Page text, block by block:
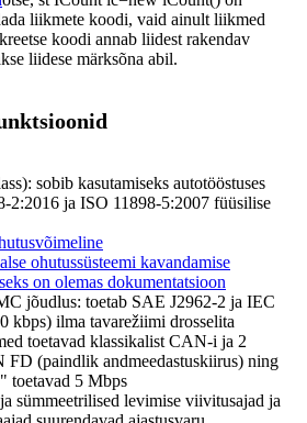
liikmete koodi, vaid ainult liikmed
koodi annab liidest rakendav
liidese märksõna abil.
sobib kasutamiseks autotööstuses
2:2016 ja ISO 11898-5:2007 füüsilise
ohutussüsteemi kavandamise
on olemas dokumentatsioon
jõudlus: toetab SAE J2962-2 ja IEC
kbps) ilma tavarežiimi drosselita
toetavad klassikalist CAN-i ja 2
FD (paindlik andmeedastuskiirus) ning
toetavad 5 Mbps
sümmeetrilised levimise viivitusajad ja